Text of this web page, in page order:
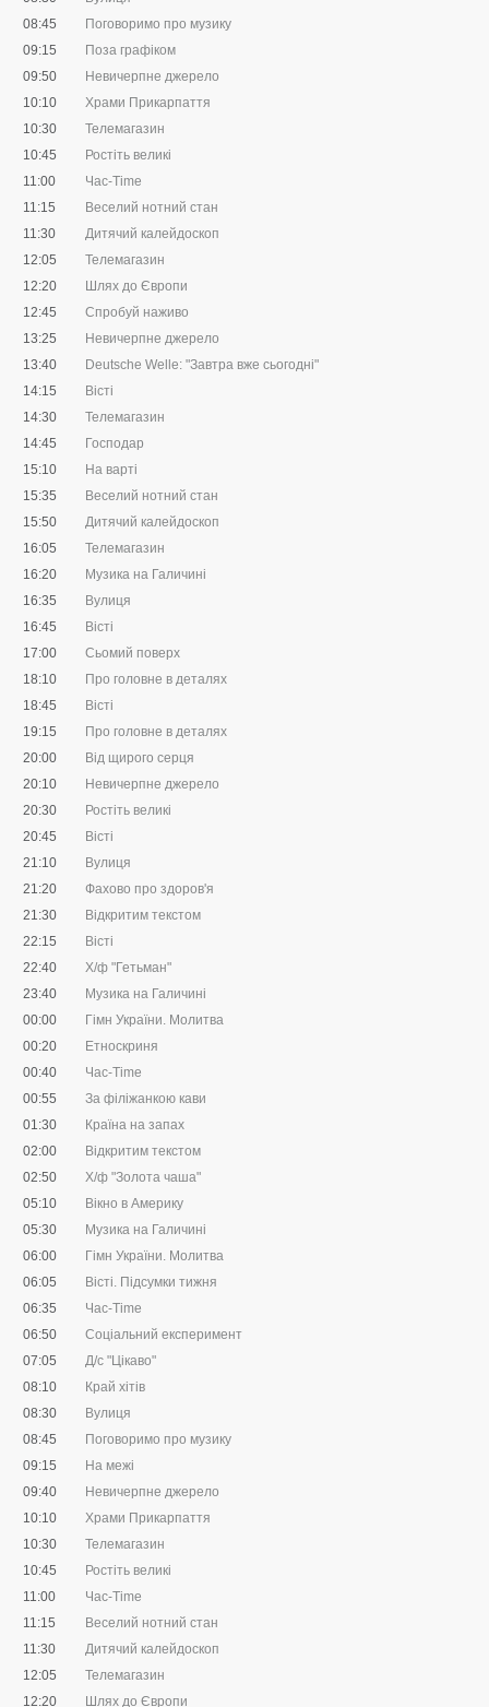
08:45
Поговоримо про музику
09:15
Поза графіком
09:50
Невичерпне джерело
10:10
Храми Прикарпаття
10:30
Телемагазин
10:45
Ростіть великі
11:00
Час-Time
11:15
Веселий нотний стан
11:30
Дитячий калейдоскоп
12:05
Телемагазин
12:20
Шлях до Європи
12:45
Спробуй наживо
13:25
Невичерпне джерело
13:40
Deutsche Welle: "Завтра вже сьогодні"
14:15
Вісті
14:30
Телемагазин
14:45
Господар
15:10
На варті
15:35
Веселий нотний стан
15:50
Дитячий калейдоскоп
16:05
Телемагазин
16:20
Музика на Галичині
16:35
Вулиця
16:45
Вісті
17:00
Сьомий поверх
18:10
Про головне в деталях
18:45
Вісті
19:15
Про головне в деталях
20:00
Від щирого серця
20:10
Невичерпне джерело
20:30
Ростіть великі
20:45
Вісті
21:10
Вулиця
21:20
Фахово про здоров'я
21:30
Відкритим текстом
22:15
Вісті
22:40
Х/ф "Гетьман"
23:40
Музика на Галичині
00:00
Гімн України. Молитва
00:20
Етноскриня
00:40
Час-Time
00:55
За філіжанкою кави
01:30
Країна на запах
02:00
Відкритим текстом
02:50
Х/ф "Золота чаша"
05:10
Вікно в Америку
05:30
Музика на Галичині
06:00
Гімн України. Молитва
06:05
Вісті. Підсумки тижня
06:35
Час-Time
06:50
Соціальний експеримент
07:05
Д/с "Цікаво"
08:10
Край хітів
08:30
Вулиця
08:45
Поговоримо про музику
09:15
На межі
09:40
Невичерпне джерело
10:10
Храми Прикарпаття
10:30
Телемагазин
10:45
Ростіть великі
11:00
Час-Time
11:15
Веселий нотний стан
11:30
Дитячий калейдоскоп
12:05
Телемагазин
12:20
Шлях до Європи